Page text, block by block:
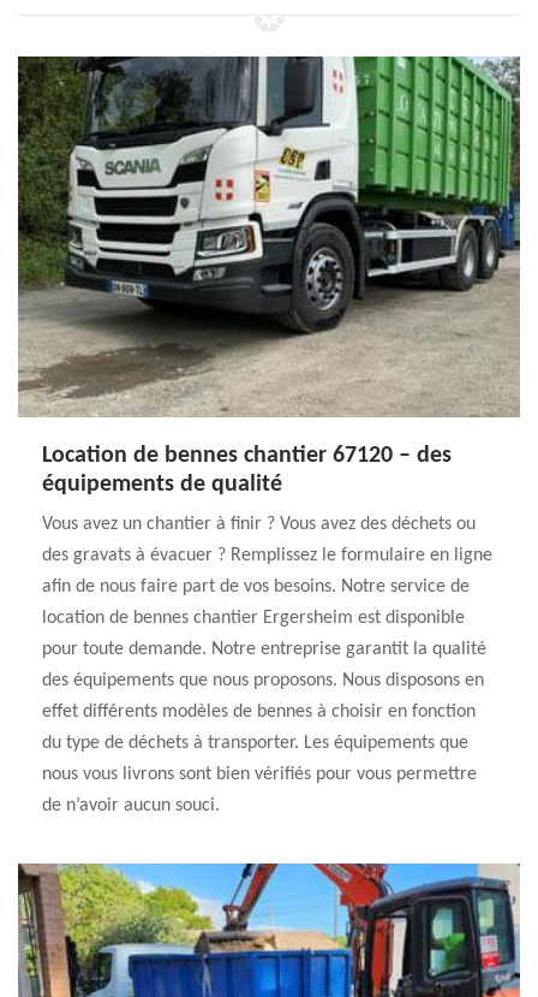
Location de bennes chantier 67120 – des
équipements de qualité
Vous avez un chantier à finir ? Vous avez des déchets ou
des gravats à évacuer ? Remplissez le formulaire en ligne
afin de nous faire part de vos besoins. Notre service de
location de bennes chantier Ergersheim est disponible
pour toute demande. Notre entreprise garantit la qualité
des équipements que nous proposons. Nous disposons en
effet différents modèles de bennes à choisir en fonction
du type de déchets à transporter. Les équipements que
nous vous livrons sont bien vérifiés pour vous permettre
de n’avoir aucun souci.